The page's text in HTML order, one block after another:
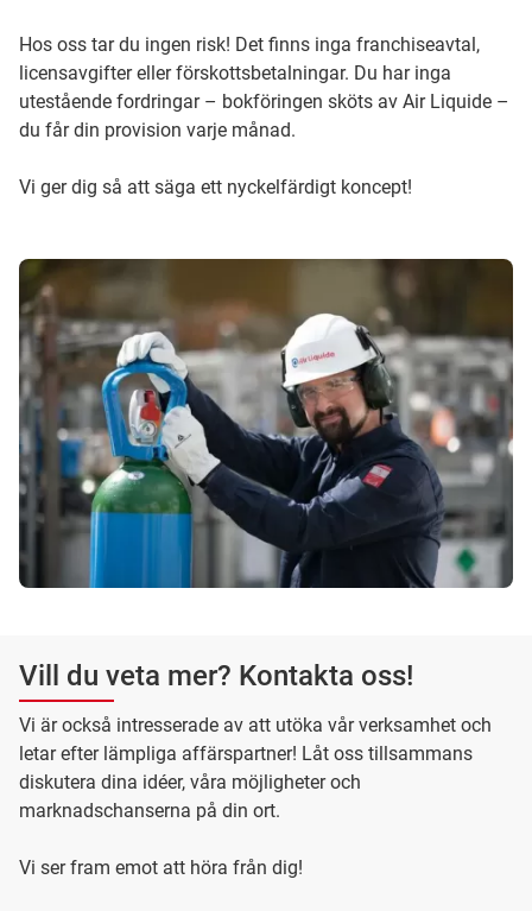
Hos oss tar du ingen risk! Det finns inga franchiseavtal,
licensavgifter eller förskottsbetalningar. Du har inga
utestående fordringar – bokföringen sköts av Air Liquide –
du får din provision varje månad.
Vi ger dig så att säga ett nyckelfärdigt koncept!
Vill du veta mer? Kontakta oss!
Vi är också intresserade av att utöka vår verksamhet och
letar efter lämpliga affärspartner! Låt oss tillsammans
diskutera dina idéer, våra möjligheter och
marknadschanserna på din ort.
Vi ser fram emot att höra från dig!